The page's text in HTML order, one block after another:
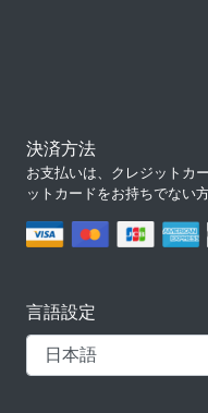
決済方法
お支払いは、クレジットカ
ットカードをお持ちでない
言語設定